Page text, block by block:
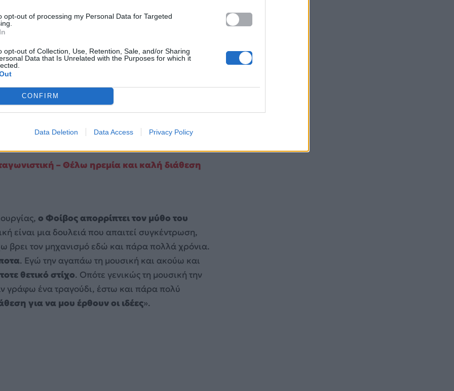
opt-out of processing my Personal Data for Targeted
opt-out of Collection, Use, Retention, Sale, and/or Sharing
Data that Is Unrelated with the Purposes for which it
CONFIRM
Data Deletion Data Access Privacy Policy
ως μια διέξοδος από την καθημερινότητα και
να ταιριάζει στην ένταση που ένιωθε μέσα του,
ότι πρέπει να ασχοληθώ με τη
αυτό μου έδινε δύναμη να συνεχίσω να
πήγαινα στο δωμάτιό μου, έβαζα το
– Θέλω ηρεμία και καλή διάθεση
ο Φοίβος απορρίπτει τον μύθο του
είναι μια δουλειά που απαιτεί συγκέντρωση,
βρει τον μηχανισμό εδώ και πάρα πολλά χρόνια.
. Εγώ την αγαπάω τη μουσική και ακούω και
θετικό στίχο. Οπότε γενικώς τη μουσική την
γράφω ένα τραγούδι, έστω και πάρα πολύ
για να μου έρθουν οι ιδέες».